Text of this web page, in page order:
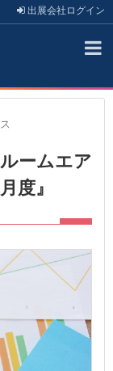
出展会社 ログイン
ームエア
度』